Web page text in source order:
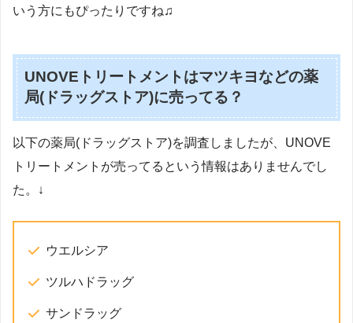
いう方にもぴったりですね♫
UNOVEトリートメントはマツキヨなどの薬
局(ドラッグストア)に売ってる？
以下の薬局(ドラッグストア)を調査しましたが、UNOVE
トリートメントが売ってるという情報はありませんでし
た。↓
ウエルシア
ツルハドラッグ
サンドラッグ